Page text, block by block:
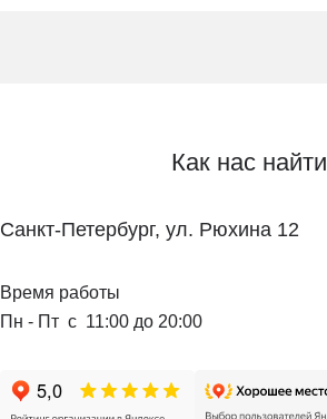
Как нас найти
Санкт-Петербург, ул. Рюхина 12
Время работы
Пн - Пт с 11:00 до 20:00